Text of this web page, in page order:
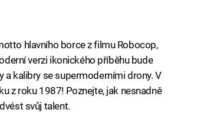
hlavního borce z filmu Robocop,
verzi ikonického příběhu bude
kalibry se supermoderními drony. V
z roku 1987! Poznejte, jak nesnadně
svůj talent.